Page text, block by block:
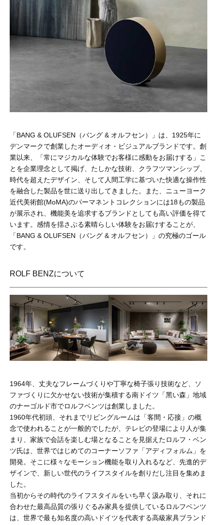
「BANG & OLUFSEN（バング & オルフセン）」は、1925年に
デンマークで創業したオーディオ・ビジュアルブランドです。創
業以来、「常にマジカルな体験でお客様に感動をお届けする」こ
とを企業理念として掲げ、たしかな技術、クラフツマンシップ、
時代を超えたデザイン、そして人間工学に基づいた快適な操作性
を融合した製品を世に送り出してきました。また、ニューヨーク
近代美術館(MoMA)のパーマネントコレクションには18もの製品
が展示され、機能美を追求するブランドとしても高い評価を得て
います。感情を揺さぶる素晴らしい体験をお届けすることが、
「BANG & OLUFSEN（バング & オルフセン）」の究極のゴール
です。
ROLF BENZについて
1964年、丈夫なフレームづくりや丁寧な椅子張り技術など、ソ
ファづくりに欠かせない技術が集積する南ドイツ「黑い森」地域
のナーゴルド市でロルフベンツは創業しました。
1960年代初頭、それまでリビングルームは「客間・応接」の概
念で使われることが一般的でしたが、テレビの登場により人が集
まり、家族で会話を楽しむ場となることを見据えたロルフ・ベン
ツ氏は、世界ではじめてのコーナーソファ「アディフォルム」を
開発。そこに様々なモーション機能を取り入れるなど、先進的デ
ザインで、新しい世代のライフスタイルを創りだし注目を集めま
した。
当初からその時代のライフスタイルをいち早く汲み取り、それに
合わせた最高品質の張りぐるみ家具を提供しているロルフベンツ
は、世界で最も知名度の高いドイツを代表する高級家具ブランド